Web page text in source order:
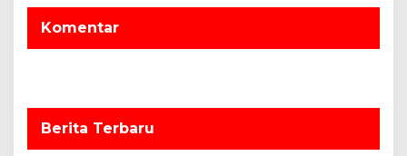
i
pKomentar
Berita Terbaru